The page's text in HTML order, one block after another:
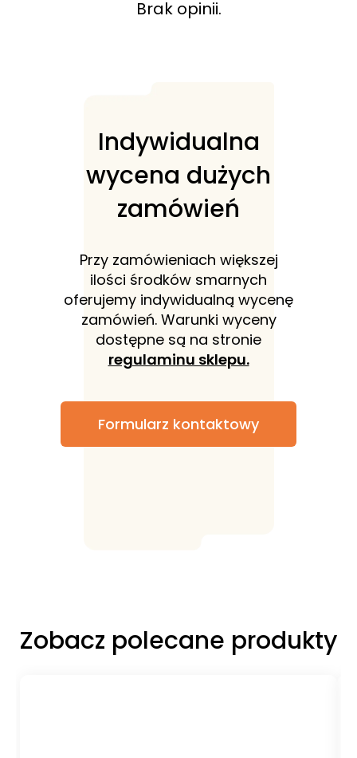
Brak opinii.
Indywidualna
wycena dużych
zamówień
Przy zamówieniach większej
ilości środków smarnych
oferujemy indywidualną wycenę
zamówień. Warunki wyceny
dostępne są na stronie
regulaminu sklepu.
Formularz kontaktowy
Zobacz polecane produkty